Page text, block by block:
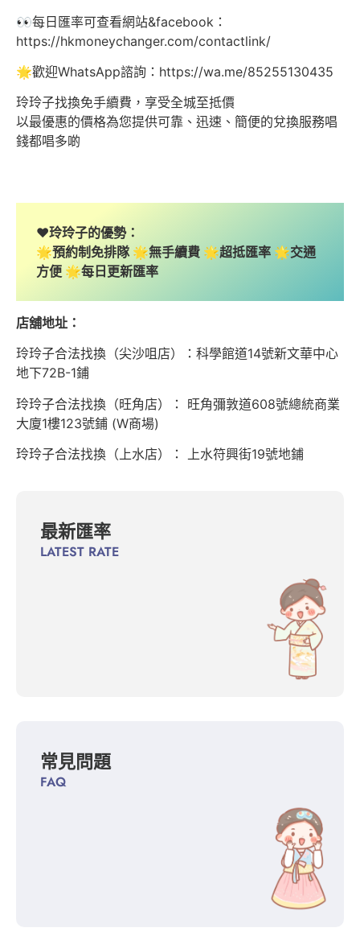
👀每日匯率可查看網站&facebook：
https://hkmoneychanger.com/contactlink/
🌟歡迎WhatsApp諮詢：https://wa.me/85255130435
玲玲子找換免手續費，享受全城至抵價
以最優惠的價格為您提供可靠、迅速、簡便的兌換服務唱
錢都唱多啲
❤️玲玲子的優勢：
🌟預約制免排隊 🌟無手續費 🌟超抵匯率 🌟交通
方便 🌟每日更新匯率
店舖地址：
玲玲子合法找換（尖沙咀店）：科學館道14號新文華中心
地下72B-1鋪
玲玲子合法找換（旺角店）： 旺角彌敦道608號總統商業
大廈1樓123號鋪 (W商場)
玲玲子合法找換（上水店）： 上水符興街19號地鋪
最新匯率
LATEST RATE
常見問題
FAQ